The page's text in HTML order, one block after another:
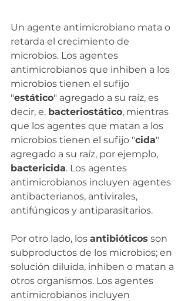
Un agente antimicrobiano mata o
retarda el crecimiento de
microbios. Los agentes
antimicrobianos que inhiben a los
microbios tienen el sufijo
"estático" agregado a su raíz, es
decir, e. bacteriostático, mientras
que los agentes que matan a los
microbios tienen el sufijo "cida"
agregado a su raíz, por ejemplo,
bactericida. Los agentes
antimicrobianos incluyen agentes
antibacterianos, antivirales,
antifúngicos y antiparasitarios.
Por otro lado, los antibióticos son
subproductos de los microbios; en
solución diluida, inhiben o matan a
otros organismos. Los agentes
antimicrobianos incluyen